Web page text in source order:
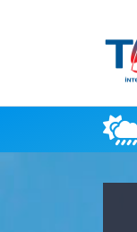
Nöbetçi
Hava Durumu